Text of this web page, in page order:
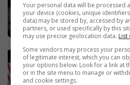
lëshon
publike
06/04/2026
Ish-
SHBA-ja
NATO
Your personal data will be processed
your device (cookies, unique
data) may be stored by, accessed by
partners, or used specifically by this
may use precise geolocation data. List
Some vendors may process your
of legitimate interest, which you can
your options below. Look for a link at
or in the site menu to manage or
and cookie settings.